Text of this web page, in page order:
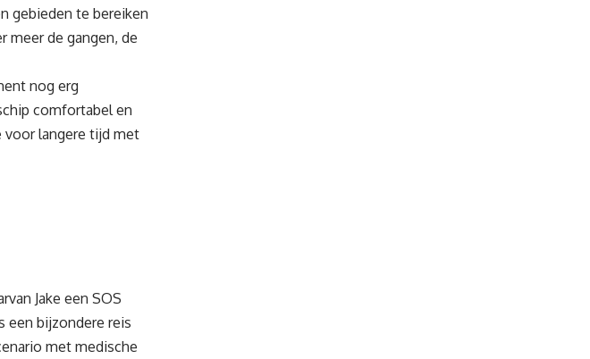
gebieden te bereiken
meer de gangen, de
nog erg
comfortabel en
voor langere tijd met
Jake een SOS
een bijzondere reis
met medische